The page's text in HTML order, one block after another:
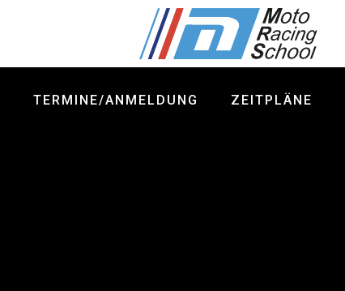
TERMINE/ANMELDUNG ZEITPLÄNE